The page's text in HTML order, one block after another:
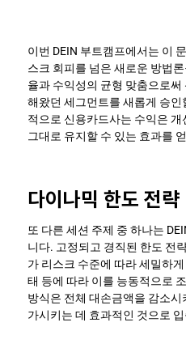
이번 DEIN 부트캠프에서는 이
스크 회피를 넘은 새로운 방법
율과 수익성의 균형 맞춤으로
해왔던 세그먼트를 새롭게 승
적으로 신용카드사는 수익은
그대로 유지할 수 있는 효과를
다이나믹 한도 전략
또 다른 세션 주제 중 하나는
니다. 고정되고 경직된 한도 전
가 리스크 수준에 따라 세밀하
태 등에 따라 이를 능동적으로
방식은 전체 대손금액을 감소
가시키는 데 효과적인 것으로